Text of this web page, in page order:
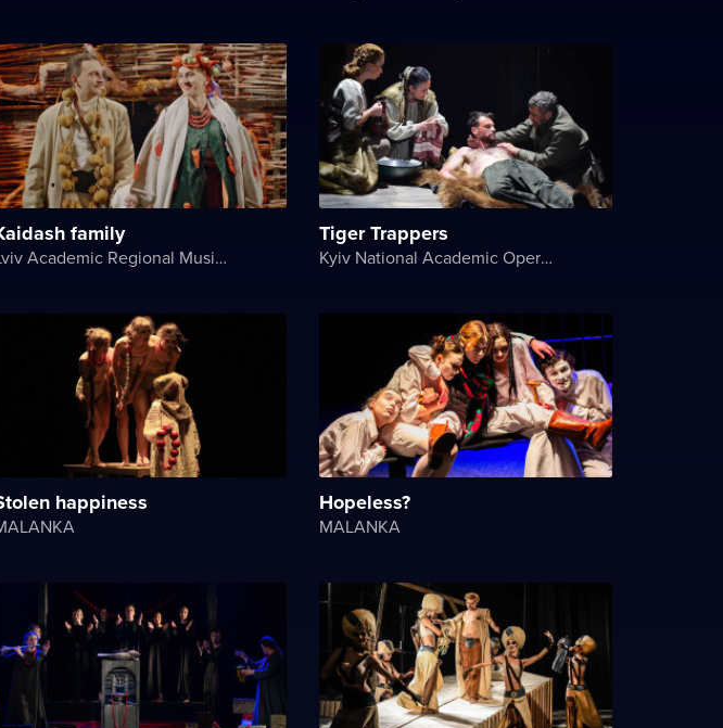
family
Lviv Academic Regional Music and Drama Theater named after Yuriy Drohobych
Tiger Trappers
Kyiv National Academic Operetta Theater
happiness Hopeless?
MALANKA